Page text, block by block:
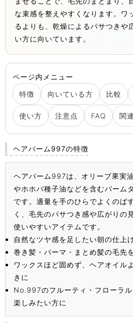
な束感を整えやすくなります。ワ
るよりも、乾燥によるパサつきや
い方に向いています。
ページ内メニュー
特徴
向いている方 比較
使い方 注意点 FAQ 関
ヘアバーム997の特徴
ヘアバーム997は、オリーブ果実
やホホバ種子油などを含むバーム
です。適量を手のひらでよくのば
く、毛先のパサつき感や広がりの
使いやすいアイテムです。
自然なツヤ感を足したい朝の仕上
巻き髪・パーマ・まとめ髪の毛先
ワックスほど固めず、ヘアオイル
きに
No.997のフルーティ・フローラ
楽しみたい方に